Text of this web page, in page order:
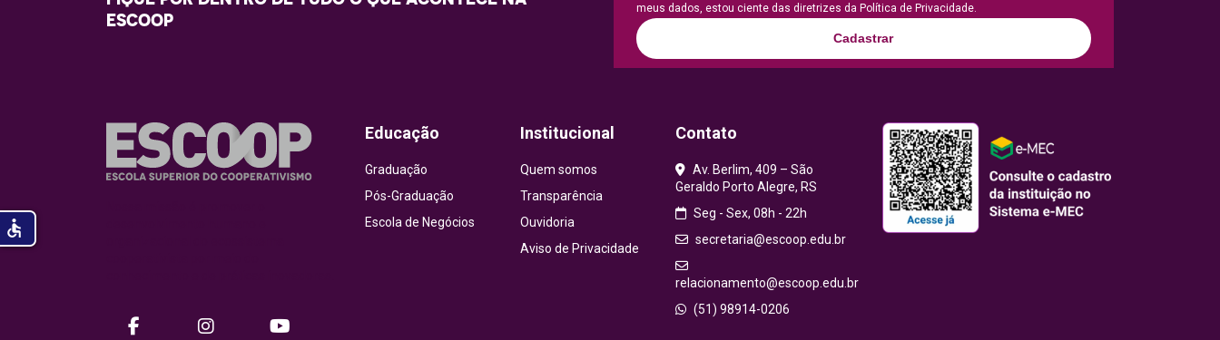
ESCOOP
meus dados, estou ciente das diretrizes da Política de Privacidade.
Cadastrar
facebookinstagram
Educação
Graduação
Pós-Graduação
Escola de Negócios
Institucional
Quem somos
Transparência
Ouvidoria
Aviso de Privacidade
Contato
Av. Berlim, 409 – São
Geraldo Porto Alegre, RS
Seg - Sex, 08h - 22h
secretaria@escoop.edu.br
relacionamento@escoop.edu.br
(51) 98914-0206
accessible